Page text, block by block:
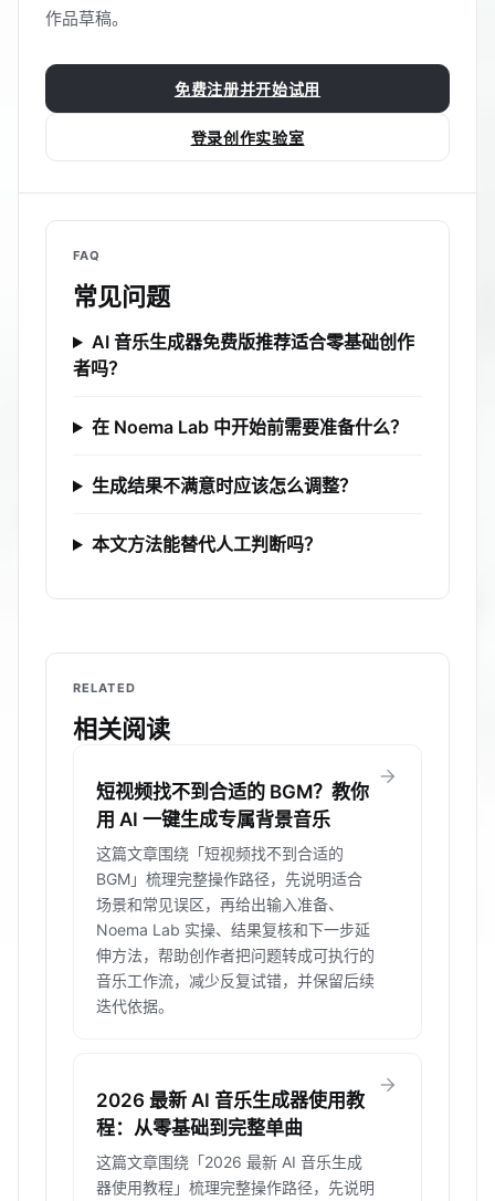
作品草稿。
免费注册并开始试用
登录创作实验室
FAQ
常见问题
AI 音乐生成器免费版推荐适合零基础创作
者吗？
在 Noema Lab 中开始前需要准备什么？
生成结果不满意时应该怎么调整？
本文方法能替代人工判断吗？
RELATED
相关阅读
短视频找不到合适的 BGM？教你
用 AI 一键生成专属背景音乐
这篇文章围绕「短视频找不到合适的
BGM」梳理完整操作路径，先说明适合
场景和常见误区，再给出输入准备、
Noema Lab 实操、结果复核和下一步延
伸方法，帮助创作者把问题转成可执行的
音乐工作流，减少反复试错，并保留后续
迭代依据。
arrow_forward
2026 最新 AI 音乐生成器使用教
程：从零基础到完整单曲
这篇文章围绕「2026 最新 AI 音乐生成
器使用教程」梳理完整操作路径，先说明
arrow_forward